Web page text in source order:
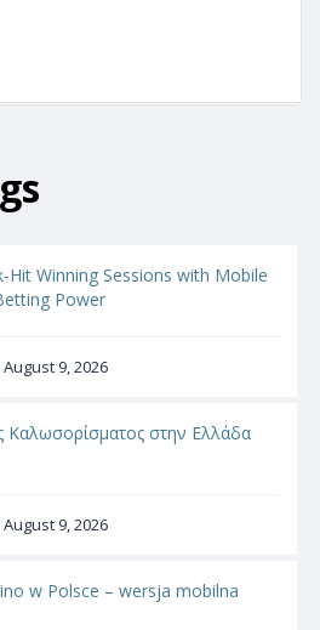
Winning Sessions with Mobile
Power
August 9, 2026
Καλωσορίσματος στην Ελλάδα
August 9, 2026
w Polsce – wersja mobilna